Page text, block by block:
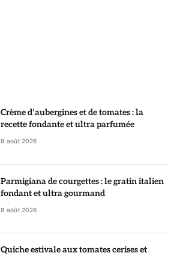
Crème d’aubergines et de tomates : la
recette fondante et ultra parfumée
8 août 2026
Parmigiana de courgettes : le gratin italien
fondant et ultra gourmand
8 août 2026
Quiche estivale aux tomates cerises et